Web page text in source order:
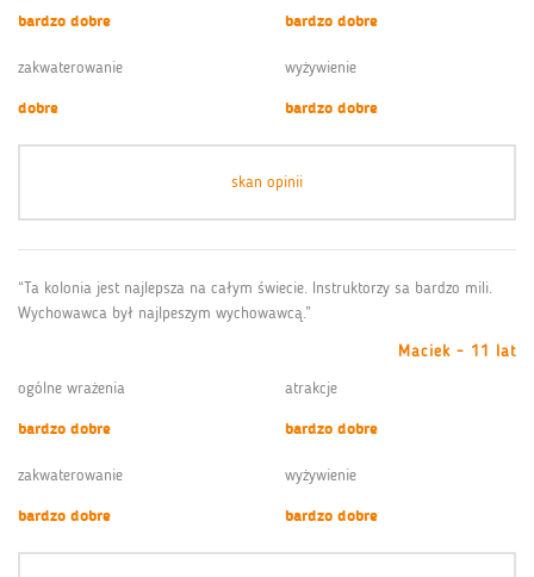
bardzo dobre
bardzo dobre
zakwaterowanie
dobre
wyżywienie
bardzo dobre
skan opinii
“Ta kolonia jest najlepsza na całym świecie. Instruktorzy sa bardzo mili.
Wychowawca był najlpeszym wychowawcą.”
Maciek - 11 lat
ogólne wrażenia
bardzo dobre
atrakcje
bardzo dobre
zakwaterowanie
bardzo dobre
wyżywienie
bardzo dobre